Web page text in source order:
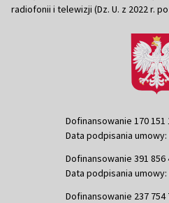
radiofonii i telewizji (Dz. U. z 2022 r.
Dofinansowanie 170 151
Data podpisania umowy:
Dofinansowanie 391 856
Data podpisania umowy:
Dofinansowanie 237 754